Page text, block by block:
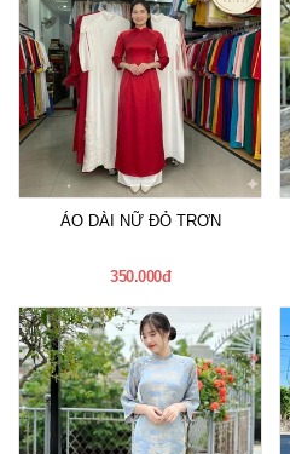
ÁO DÀI NỮ ĐỎ TRƠN
350.000đ